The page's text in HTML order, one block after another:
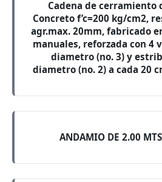
Cadena de cerramiento
Concreto f’c=200 kg/cm2,
agr.max. 20mm, fabricado
manuales, reforzada con 4
diametro (no. 3) y
diametro (no. 2) a cada 20
ANDAMIO DE 2.00